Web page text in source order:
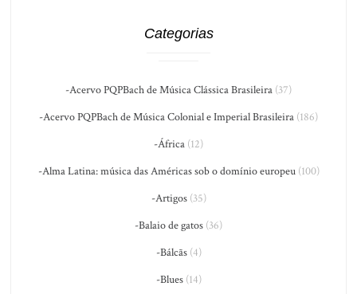
Categorias
-Acervo PQPBach de Música Clássica Brasileira (37)
-Acervo PQPBach de Música Colonial e Imperial Brasileira (186)
-África (12)
-Alma Latina: música das Américas sob o domínio europeu(100)
-Artigos(35)
-Balaio de gatos (36)
-Bálcãs(4)
-Blues(14)